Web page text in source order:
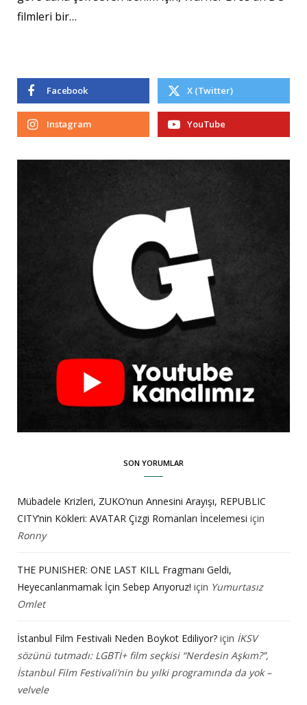
filmleri bir…
Facebook X (Twitter)
Instagram YouTube
SON YORUMLAR
Mübadele Krizleri, ZUKO’nun Annesini Arayışı, REPUBLIC
CITY’nin Kökleri: AVATAR Çizgi Romanları İncelemesi için
Ronny
THE PUNISHER: ONE LAST KILL Fragmanı Geldi,
Heyecanlanmamak İçin Sebep Arıyoruz! için Yumurtasız
Omlet
İstanbul Film Festivali Neden Boykot Ediliyor? için İKSV
sözünü tutmadı: LGBTİ+ film seçkisi “Nerdesin Aşkım?”,
İstanbul Film Festivali’nin bu yılki programında da yok –
velvele